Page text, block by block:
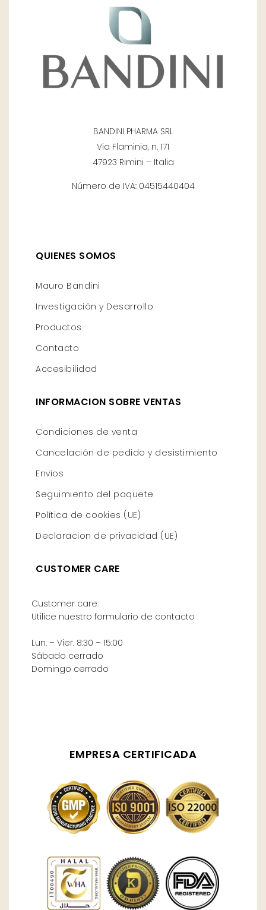
BANDINI PHARMA SRL
Via Flaminia, n. 171
47923 Rimini – Italia
Número de IVA: 04515440404
QUIENES SOMOS
Mauro Bandini
Investigación y Desarrollo
Productos
Contacto
Accesibilidad
INFORMACION SOBRE VENTAS
Condiciones de venta
Cancelación de pedido y desistimiento
Envíos
Seguimiento del paquete
Política de cookies (UE)
Declaracion de privacidad (UE)
CUSTOMER CARE
Customer care:
Utilice nuestro formulario de contacto
Lun. – Vier. 8:30 – 15:00
Sábado cerrado
Domingo cerrado
EMPRESA CERTIFICADA